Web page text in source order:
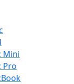
Mini
Pro